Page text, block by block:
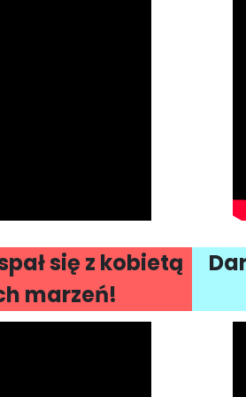
się z kobietą
marzeń!